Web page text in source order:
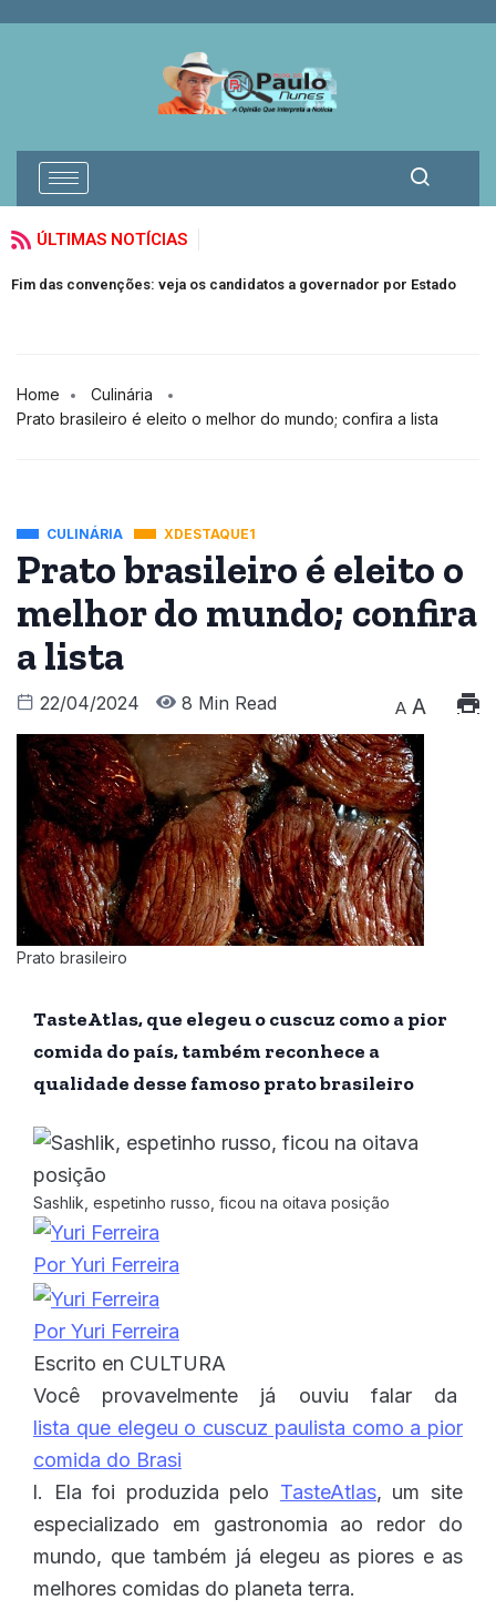
ÚLTIMAS NOTÍCIAS
a governador por Estado
Home
Culinária
Prato brasileiro é eleito o melhor do mundo; confira a lista
CULINÁRIA XDESTAQUE1
Prato brasileiro é eleito o
melhor do mundo; confira
a lista
22/04/2024 8 Min Read A A
Prato brasileiro
TasteAtlas, que elegeu o cuscuz como a pior
comida do país, também reconhece a
qualidade desse famoso prato brasileiro
Sashlik, espetinho russo, ficou na oitava posição
Por Yuri Ferreira
Por Yuri Ferreira
Escrito en CULTURA
Você provavelmente já ouviu falar da
lista que elegeu o cuscuz paulista como a pior
comida do Brasi
l. Ela foi produzida pelo TasteAtlas, um site
especializado em gastronomia ao redor do
mundo, que também já elegeu as piores e as
melhores comidas do planeta terra.